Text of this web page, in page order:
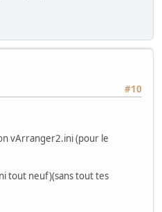
#10
vArranger2.ini (pour le
tout neuf)(sans tout tes